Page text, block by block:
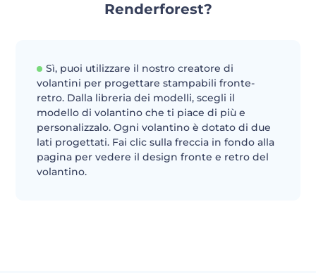
Renderforest?
Sì, puoi utilizzare il nostro creatore di
volantini per progettare stampabili fronte-
retro. Dalla libreria dei modelli, scegli il
modello di volantino che ti piace di più e
personalizzalo. Ogni volantino è dotato di due
lati progettati. Fai clic sulla freccia in fondo alla
pagina per vedere il design fronte e retro del
volantino.